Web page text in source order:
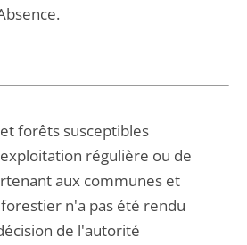
forêts susceptibles
régulière ou de
aux communes et
n'a pas été rendu
de l'autorité